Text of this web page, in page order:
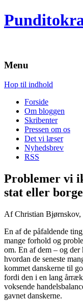
Menu
Hop til indhold
Forside
Om bloggen
Skribenter
Pressen om os
Det vi læser
Nyhedsbrev
RSS
Problemer vi
stat eller
Af Christian Bjørnskov,
En af de påfaldende
mange forhold og
om. En af dem – og der
hvordan de seneste
kommet danskerne til
fordi den i en lang
voksende
gavnet danskerne.